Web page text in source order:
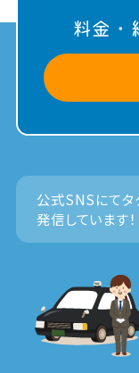
料金・
公式SNSにてタ
発信しています！